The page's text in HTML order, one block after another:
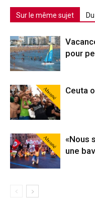
Sur le même sujet
pour
Abonné Ceuta
Abonné
«Nous
une